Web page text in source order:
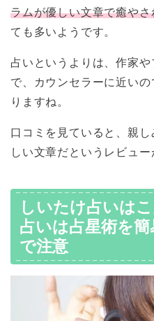
ラムが優しい文章で癒や
ても多いようです。
占いというよりは、作家
で、カウンセラーに近い
りますね。
口コミを見ていると、親
しい文章だというレビュー
しいたけ占いは
占いは占星術を
で注意